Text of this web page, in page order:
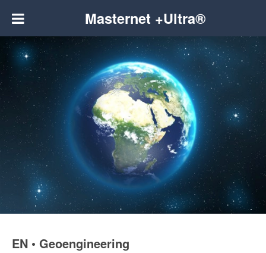
Masternet +Ultra®
EN • Geoengineering